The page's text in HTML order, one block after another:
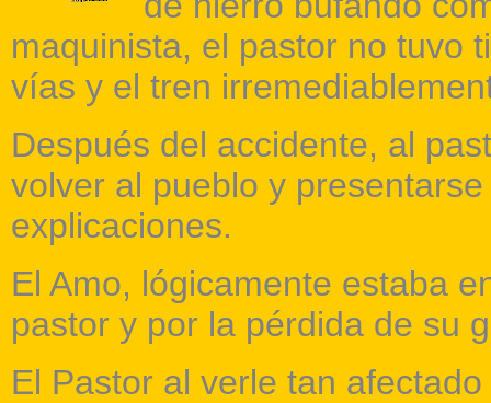
maquinista, el pastor no tuvo
vías y el tren
Después del accidente, al
volver al pueblo y
explicaciones.
El Amo, lógicamente estaba
pastor y por la pérdida de su
El Pastor al verle tan